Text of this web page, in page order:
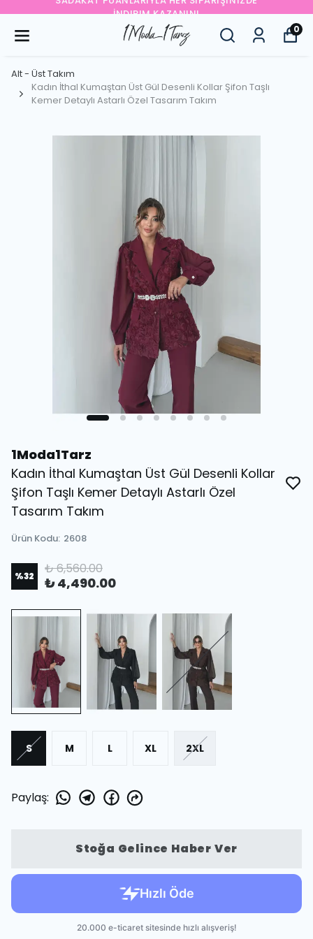
İNDIRIM KAZANIN!
0
Alt - Üst Takım
Kadın İthal Kumaştan Üst Gül Desenli Kollar Şifon Taşlı
Kemer Detaylı Astarlı Özel Tasarım Takım
1Moda1Tarz
Kadın İthal Kumaştan Üst Gül Desenli Kollar
Şifon Taşlı Kemer Detaylı Astarlı Özel
Tasarım Takım
Ürün Kodu: 2608
%32 ₺ 6,560.00
₺ 4,490.00
S M L XL 2XL
Paylaş:
Stoğa Gelince Haber Ver